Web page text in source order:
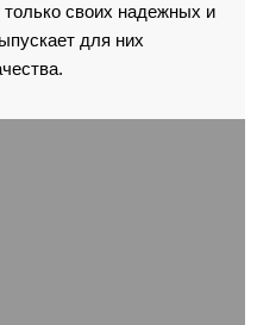
своих надежных и
для них